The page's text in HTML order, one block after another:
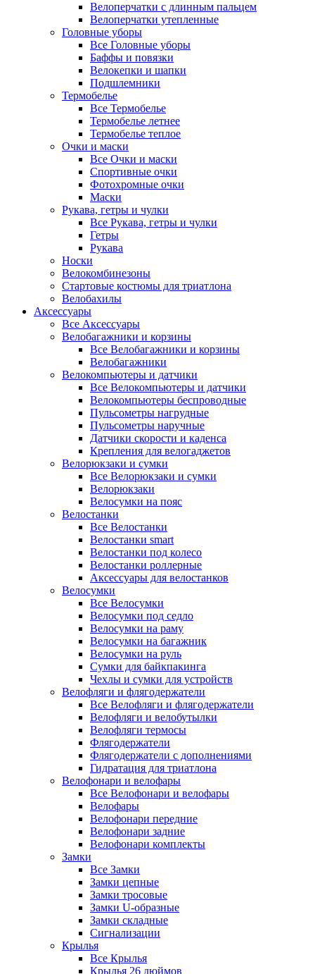
Велоперчатки с длинным пальцем
Велоперчатки утепленные
Головные уборы
Все Головные уборы
Баффы и повязки
Велокепки и шапки
Подшлемники
Термобелье
Все Термобелье
Термобелье летнее
Термобелье теплое
Очки и маски
Все Очки и маски
Спортивные очки
Фотохромные очки
Маски
Рукава, гетры и чулки
Все Рукава, гетры и чулки
Гетры
Рукава
Носки
Велокомбинезоны
Стартовые костюмы для триатлона
Велобахилы
Аксессуары
Все Аксессуары
Велобагажники и корзины
Все Велобагажники и корзины
Велобагажники
Велокомпьютеры и датчики
Все Велокомпьютеры и датчики
Велокомпьютеры беспроводные
Пульсометры нагрудные
Пульсометры наручные
Датчики скорости и каденса
Крепления для велогаджетов
Велорюкзаки и сумки
Все Велорюкзаки и сумки
Велорюкзаки
Велосумки на пояс
Велостанки
Все Велостанки
Велостанки smart
Велостанки под колесо
Велостанки роллерные
Аксессуары для велостанков
Велосумки
Все Велосумки
Велосумки под седло
Велосумки на раму
Велосумки на багажник
Велосумки на руль
Сумки для байкпакинга
Чехлы и сумки для устройств
Велофляги и флягодержатели
Все Велофляги и флягодержатели
Велофляги и велобутылки
Велофляги термосы
Флягодержатели
Флягодержатели с дополнениями
Гидратация для триатлона
Велофонари и велофары
Все Велофонари и велофары
Велофары
Велофонари передние
Велофонари задние
Велофонари комплекты
Замки
Все Замки
Замки цепные
Замки тросовые
Замки U-образные
Замки складные
Сигнализации
Крылья
Все Крылья
Крылья 26 дюймов